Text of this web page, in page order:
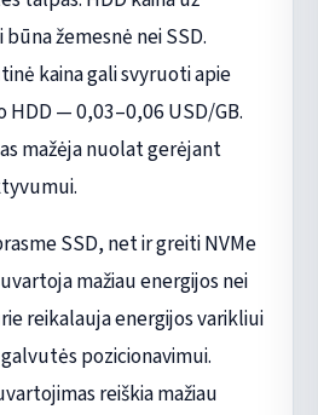
žemesnė nei SSD.
kaina gali svyruoti apie
HDD — 0,03–0,06 USD/GB.
mažėja nuolat gerėjant
SSD, net ir greiti NVMe
mažiau energijos nei
reikalauja energijos varikliui
pozicionavimui.
reiškia mažiau